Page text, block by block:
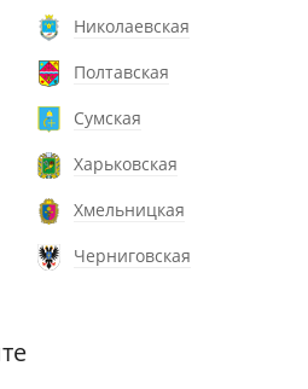
Николаевская
Полтавская
Сумская
Харьковская
Хмельницкая
Черниговская